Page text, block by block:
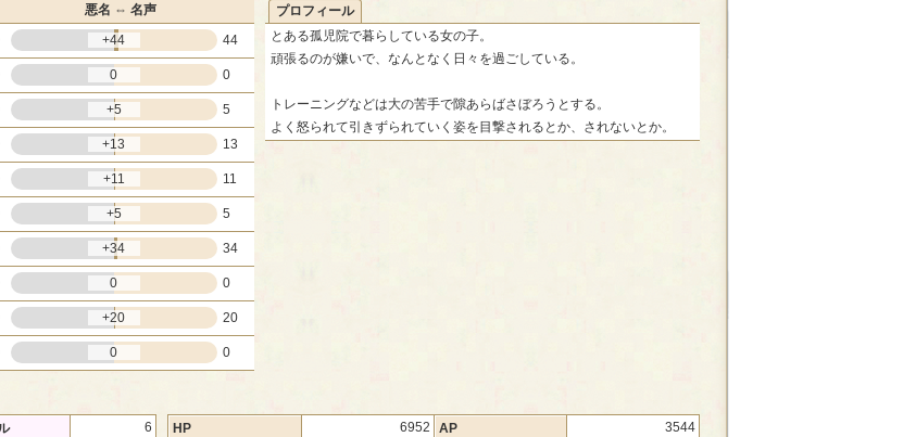
悪名 ⇔ 名声
+44 44
0 0
+5 5
+13 13
+11 11
+5 5
+34 34
0 0
+20 20
0 0
プロフィール
とある孤児院で暮らしている女の子。
頑張るのが嫌いで、なんとなく日々を過ごしている。
トレーニングなどは大の苦手で隙あらばさぼろうとする。
よく怒られて引きずられていく姿を目撃されるとか、されないとか。
6
HP 6952 AP 3544